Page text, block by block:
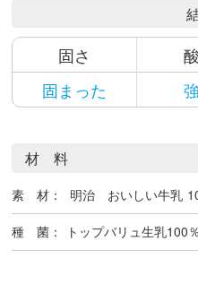
固さ
固まった
材 料
素 材： 明治 おいしい牛乳
種 菌： トップバリュ生乳100